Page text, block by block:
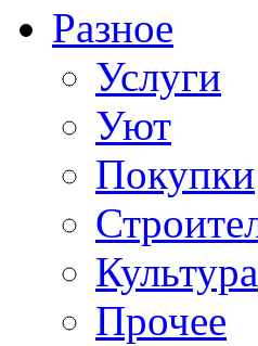
Разное
Услуги
Уют
Покупки
Культура
Прочее